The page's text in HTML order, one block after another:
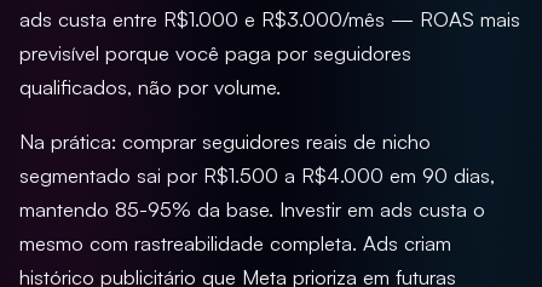
ads custa entre R$1.000 e R$3.000/mês — ROAS mais
previsível porque você paga por seguidores
qualificados, não por volume.
Na prática: comprar seguidores reais de nicho
segmentado sai por R$1.500 a R$4.000 em 90 dias,
mantendo 85-95% da base. Investir em ads custa o
mesmo com rastreabilidade completa. Ads criam
histórico publicitário que Meta prioriza em futuras